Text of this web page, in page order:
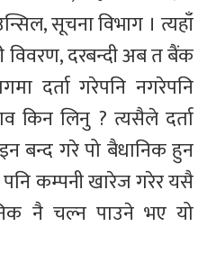
सूचना विभाग । त्यहाँ
विवरण, दरबन्दी अब त बैंक
दर्ता गरेपनि नगरेपनि
किन लिनु ? त्यसैले दर्ता
बन्द गरे पो बैधानिक हुन
कम्पनी खारेज गरेर यसै
नै चल्न पाउने भए यो